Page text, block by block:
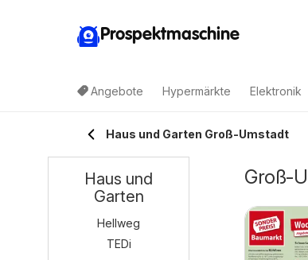
Prospektmaschine
Angebote Hypermärkte Elektronik
Haus und Garten Groß-Umstadt
Groß-
Haus und
Garten
Hellweg
TEDi